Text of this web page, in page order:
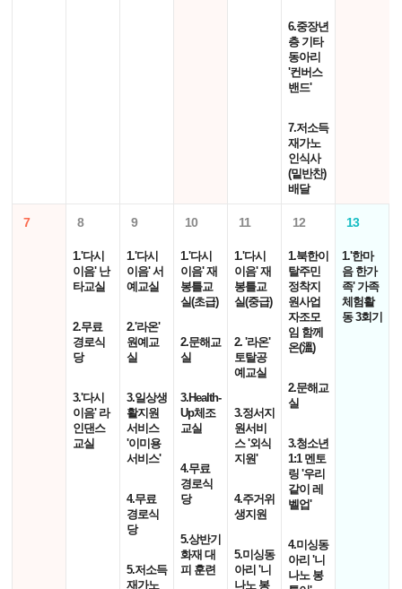
6.중장년
층 기타
동아리
'컨버스
밴드'
7.저소득
재가노
인식사
(밑반찬)
배달
7 8
1.'다시
이음' 난
타교실
2.무료
경로식
당
3.'다시
이음' 라
인댄스
교실
9
1.'다시
이음' 서
예교실
2.'라온'
원예교
실
3.일상생
활지원
서비스
'이미용
서비스'
4.무료
경로식
당
5.저소득
재가노
10
1.'다시
이음' 재
봉틀교
실(초급)
2.문해교
실
3.Health-
Up체조
교실
4.무료
경로식
당
5.상반기
화재 대
피 훈련
11
1.'다시
이음' 재
봉틀교
실(중급)
2. '라온'
토탈공
예교실
3.정서지
원서비
스 '외식
지원'
4.주거위
생지원
5.미싱동
아리 '니
나노 봉
12
1.북한이
탈주민
정착지
원사업
자조모
임 함께
온(溫)
2.문해교
실
3.청소년
1:1 멘토
링 '우리
같이 레
벨업'
4.미싱동
아리 '니
나노 봉
13
1.'한마
음 한가
족' 가족
체험활
동 3회기